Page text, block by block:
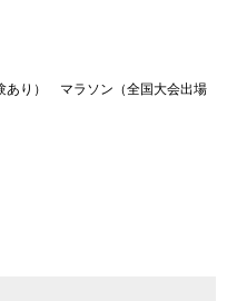
あり） マラソン（全国大会出場